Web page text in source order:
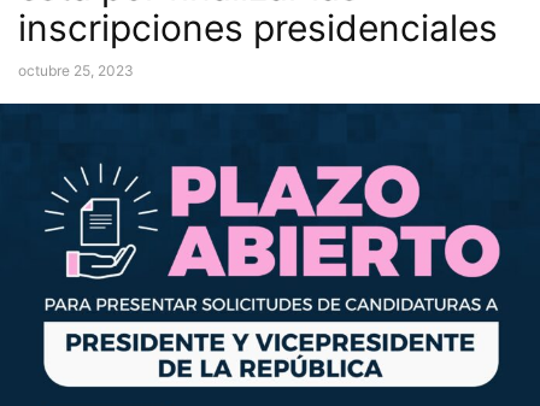
inscripciones presidenciales
octubre 25, 2023